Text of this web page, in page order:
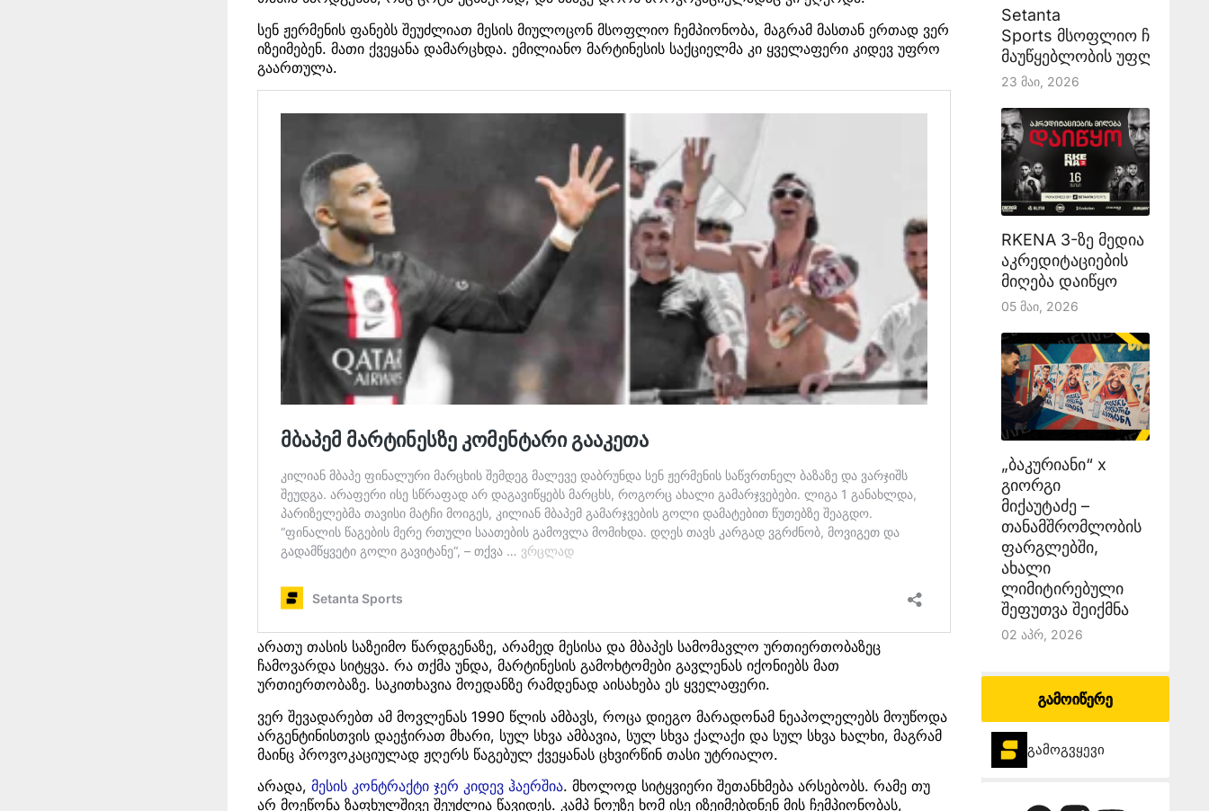
სენ ჟერმენის ფანებს შეუძლიათ მესის მიულოცონ მსოფლიო ჩემპიონობა, მაგრამ მასთან ერთად ვერ
იზეიმებენ. მათი ქვეყანა დამარცხდა. ემილიანო მარტინესის საქციელმა კი ყველაფერი კიდევ უფრო
გაართულა.
არათუ თასის საზეიმო წარდგენაზე, არამედ მესისა და მბაპეს სამომავლო ურთიერთობაზეც
ჩამოვარდა სიტყვა. რა თქმა უნდა, მარტინესის გამოხტომები გავლენას იქონიებს მათ
ურთიერთობაზე. საკითხავია მოედანზე რამდენად აისახება ეს ყველაფერი.
ვერ შევადარებთ ამ მოვლენას 1990 წლის ამბავს, როცა დიეგო მარადონამ ნეაპოლელებს მოუწოდა
არგენტინისთვის დაეჭირათ მხარი, სულ სხვა ამბავია, სულ სხვა ქალაქი და სულ სხვა ხალხი, მაგრამ
მაინც პროვოკაციულად ჟღერს წაგებულ ქვეყანას ცხვირწინ თასი უტრიალო.
არადა,მესის კონტრაქტი ჯერ კიდევ ჰაერშია. მხოლოდ სიტყვიერი შეთანხმება არსებობს. რამე თუ
არ მოეწონა ზაფხულშივე შეუძლია წავიდეს. კამპ ნოუზე ხომ ისე იზეიმებდნენ მის ჩემპიონობას,
Setanta
Sports მსოფლიო
მაუწყებლობის უფლებას
23 Მაი, 2026
RKENA 3-ზე მედია
აკრედიტაციების
მიღება დაიწყო
05 Მაი, 2026
„ბაკურიანი“ x
გიორგი
მიქაუტაძე –
თანამშრომლობის
ფარგლებში,
ახალი
ლიმიტირებული
შეფუთვა შეიქმნა
02 Აპრ, 2026
გამოიწერე
გამოგვყევი